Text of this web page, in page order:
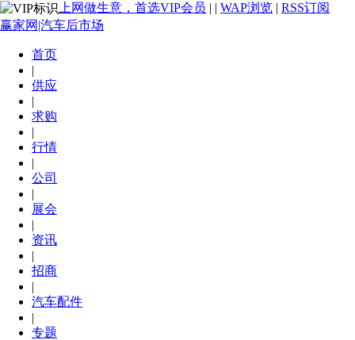
上网做生意，首选VIP会员 | | WAP浏览 | RSS订阅
赢家网|汽车后市场
首页
|
供应
|
求购
|
行情
|
公司
|
展会
|
资讯
|
招商
|
汽车配件
|
专题